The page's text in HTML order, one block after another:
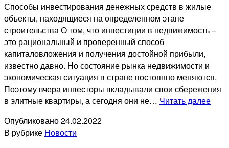
Способы инвестирования денежных средств в жилые
объекты, находящиеся на определенном этапе
строительства О том, что инвестиции в недвижимость –
это рациональный и проверенный способ
капиталовложения и получения достойной прибыли,
известно давно. Но состояние рынка недвижимости и
экономическая ситуация в стране постоянно меняются.
Поэтому вчера инвесторы вкладывали свои сбережения
в элитные квартиры, а сегодня они не… Читать далее
Опубликовано24.02.2022
В рубрике Новости